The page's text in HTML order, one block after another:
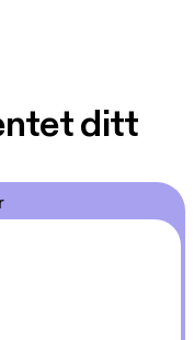
ditt